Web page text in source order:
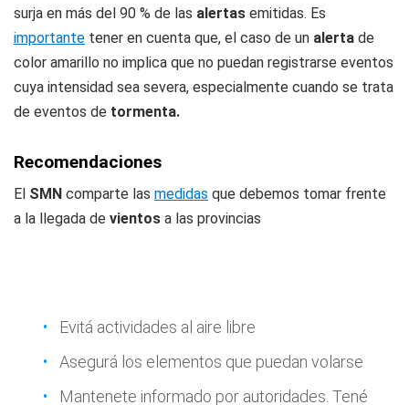
surja en más del 90 % de las alertas emitidas. Es
importante tener en cuenta que, el caso de un alerta de
color amarillo no implica que no puedan registrarse eventos
cuya intensidad sea severa, especialmente cuando se trata
de eventos de tormenta.
Recomendaciones
El SMN comparte las medidas que debemos tomar frente
a la llegada de vientos a las provincias
Evitá actividades al aire libre
Asegurá los elementos que puedan volarse
Mantenete informado por autoridades. Tené